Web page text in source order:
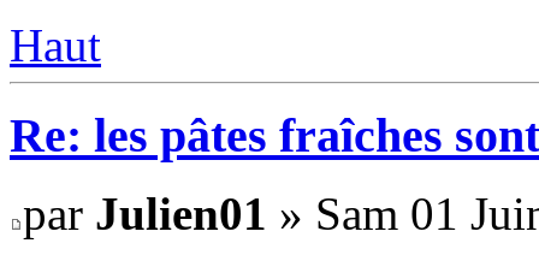
Haut
Re: les pâtes fraîches
par Julien01 » Sam 01